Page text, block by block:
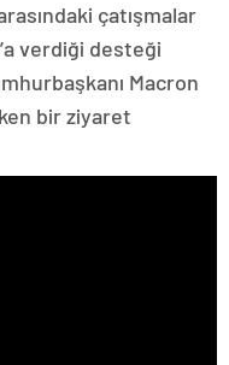
çatışmalar
verdiği desteği
Macron
bir ziyaret